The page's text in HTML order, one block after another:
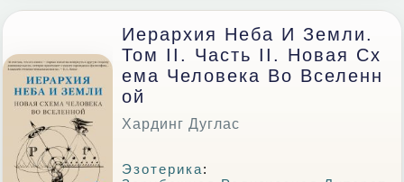
Иерархия Неба И Земли.
Том II. Часть II. Новая Сх
Ема Человека Во Вселенн
Ой
Хардинг Дуглас
Эзотерика: